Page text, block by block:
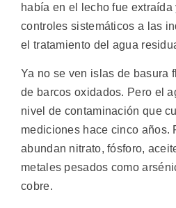
había en el lecho fue extraída
controles sistemáticos a las
el tratamiento del agua
Ya no se ven islas de basura
de barcos oxidados. Pero el
nivel de contaminación que
mediciones hace cinco años.
abundan nitrato, fósforo,
metales pesados como
cobre.